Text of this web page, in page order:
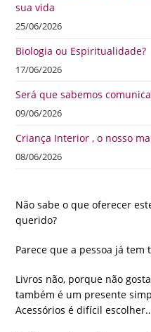
sua vida
25/06/2026
Biologia ou Espiritualidade?
17/06/2026
Será que sabemos
09/06/2026
Criança Interior , o nosso
08/06/2026
Não sabe o que oferecer
querido?
Parece que a pessoa já tem
Livros não, porque não
também é um presente
Acessórios é difícil